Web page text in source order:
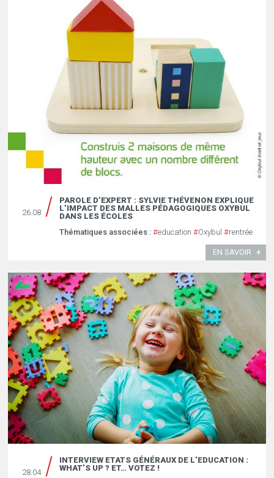
26.08
PAROLE D’EXPERT : SYLVIE THÉVENON EXPLIQUE
L’IMPACT DES MALLES PÉDAGOGIQUES OXYBUL
DANS LES ÉCOLES
Thématiques associées : #education #Oxybul #rentrée
EN SAVOIR
28.04
INTERVIEW ETATS GÉNÉRAUX DE L’EDUCATION :
WHAT’S UP ? ET… VOTEZ !